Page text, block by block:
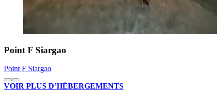
Point F Siargao
Point F Siargao
VOIR PLUS D’HÉBERGEMENTS